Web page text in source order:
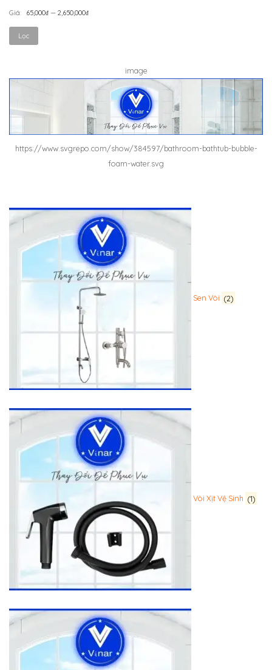
Lọc
Giá: 65,000₫ — 2,650,000₫
image
https://www.svgrepo.com/show/384597/bathroom-bathtub-bubble-
foam-water.svg
Sen Vòi (2)
Vòi Xịt Vệ Sinh (1)